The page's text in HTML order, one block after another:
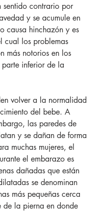
sentido contrario por
y se acumule en
causa hinchazón y es
cual los problemas
más notorios en los
inferior de la
volver a la normalidad
del bebe. A
las paredes de
y se dañan de forma
muchas mujeres, el
el embarazo es
dañadas que están
se denominan
más pequeñas cerca
de la pierna en donde